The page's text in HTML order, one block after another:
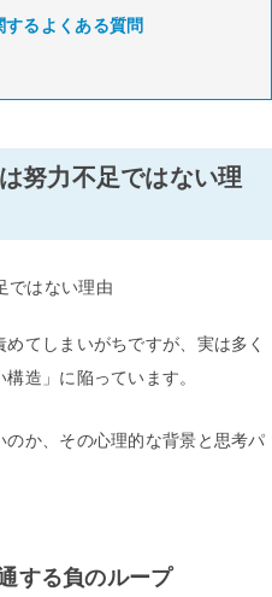
るよくある質問
努力不足ではない理
てしまいがちですが、実は多く
造」に陥っています。
か、その心理的な背景と思考パ
する負のループ